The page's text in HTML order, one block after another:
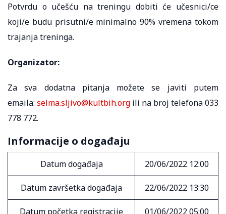
Potvrdu o učešću na treningu dobiti će učesnici/ce
koji/e budu prisutni/e minimalno 90% vremena tokom
trajanja treninga.
Organizator:
Za sva dodatna pitanja možete se javiti putem
emaila: selma.sljivo@kultbih.org ili na broj telefona 033
778 772.
Informacije o događaju
Datum događaja 20/06/2022 12:00
Datum završetka događaja 22/06/2022 13:30
Datum početka registracije 01/06/2022 05:00